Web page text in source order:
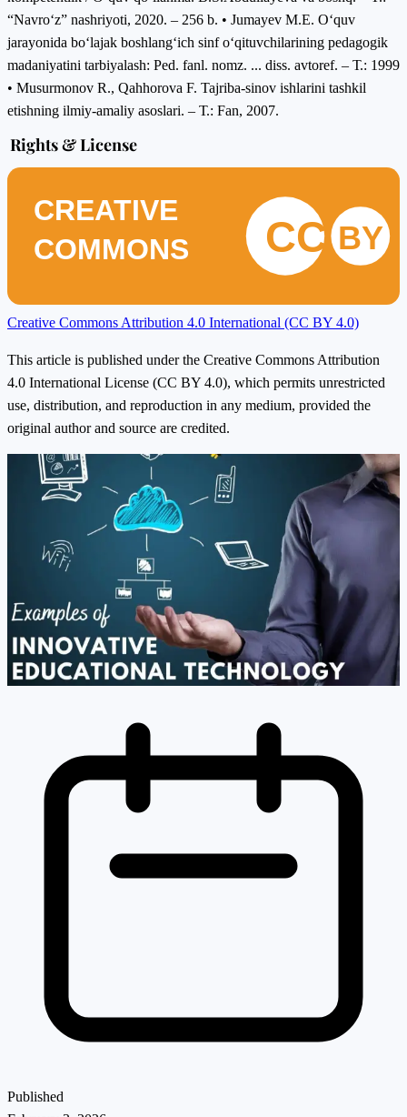
“Navro‘z” nashriyoti, 2020. – 256 b. • Jumayev M.E. O‘quv
jarayonida bo‘lajak boshlang‘ich sinf o‘qituvchilarining pedagogik
madaniyatini tarbiyalash: Ped. fanl. nomz. ... diss. avtoref. – Т.: 1999
• Musurmonov R., Qahhorova F. Tajriba-sinov ishlarini tashkil
etishning ilmiy-amaliy asoslari. – Т.: Fan, 2007.
Rights & License
CREATIVE
COMMONS
CC BY
Creative Commons Attribution 4.0 International (CC BY 4.0)
This article is published under the Creative Commons Attribution
4.0 International License (CC BY 4.0), which permits unrestricted
use, distribution, and reproduction in any medium, provided the
original author and source are credited.
Published